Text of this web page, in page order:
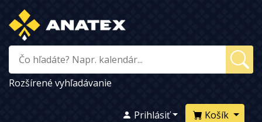
Rozšírené vyhľadávanie
Košík
Prihlásiť